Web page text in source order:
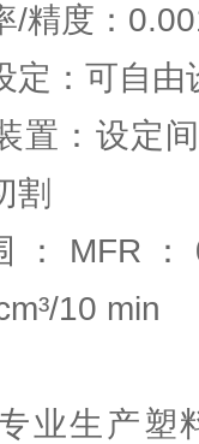
/精度：
定：可自
置：设定
割
：MFR
10 min
业生产塑